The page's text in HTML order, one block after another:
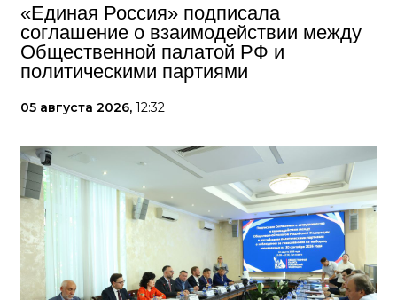
«Единая Россия» подписала
соглашение о взаимодействии между
Общественной палатой РФ и
политическими партиями
05 августа 2026, 12:32